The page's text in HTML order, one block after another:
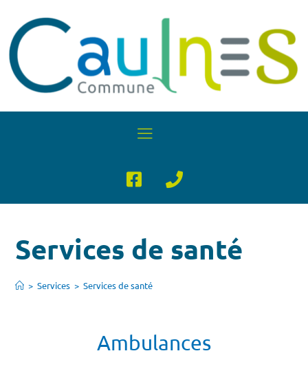
Services de santé
> Services > Services de santé
Ambulances